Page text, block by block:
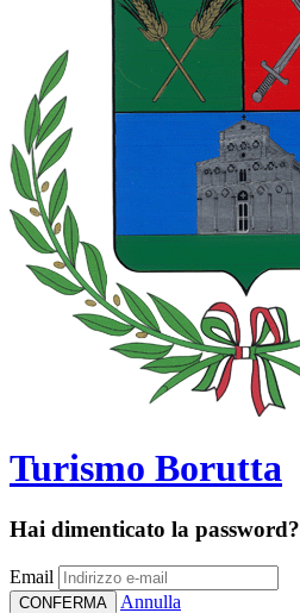
Turismo Borutta
Hai dimenticato la password?
Email
CONFERMA Annulla